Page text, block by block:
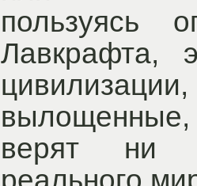
пользуясь
Лавкрафта,
верят ни